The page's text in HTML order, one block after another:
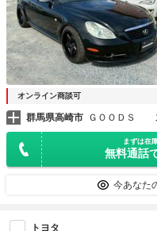
オンライン商談可
群馬県高崎市 ＧＯＯＤＳ
まずは在
無料通話
今あなた
トヨタ